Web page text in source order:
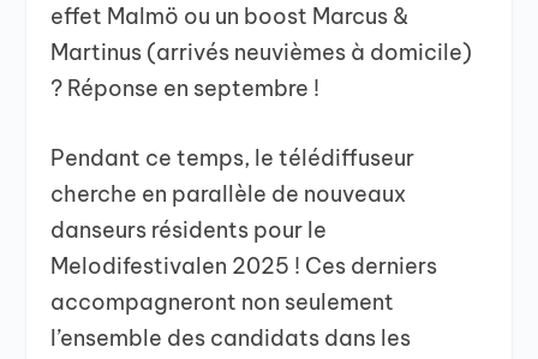
effet Malmö ou un boost Marcus &
Martinus (arrivés neuvièmes à domicile)
? Réponse en septembre !
Pendant ce temps, le télédiffuseur
cherche en parallèle de nouveaux
danseurs résidents pour le
Melodifestivalen 2025 ! Ces derniers
accompagneront non seulement
l’ensemble des candidats dans les